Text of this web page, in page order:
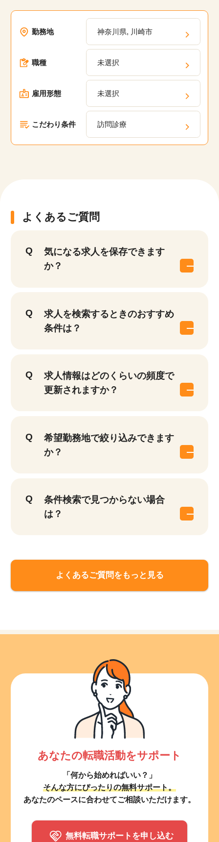
勤務地 神奈川県, 川崎市
職種 未選択
雇用形態 未選択
こだわり条件 訪問診療
よくあるご質問
気になる求人を保存できます
か？
求人を検索するときのおすすめ
条件は？
求人情報はどのくらいの頻度で
更新されますか？
希望勤務地で絞り込みできます
か？
条件検索で見つからない場合
は？
よくあるご質問をもっと見る
あなたの転職活動をサポート
「何から始めればいい？」
そんな方にぴったりの無料サポート。
あなたのペースに合わせてご相談いただけます。
無料転職サポートを申し込む
該当件数
他の条件を選択